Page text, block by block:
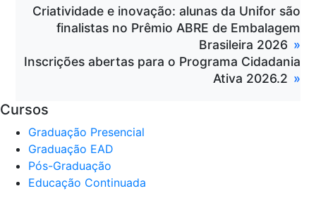
Criatividade e inovação: alunas da Unifor são
finalistas no Prêmio ABRE de Embalagem
Brasileira 2026
Inscrições abertas para o Programa Cidadania
Ativa 2026.2
Cursos
Graduação Presencial
Graduação EAD
Pós-Graduação
Educação Continuada